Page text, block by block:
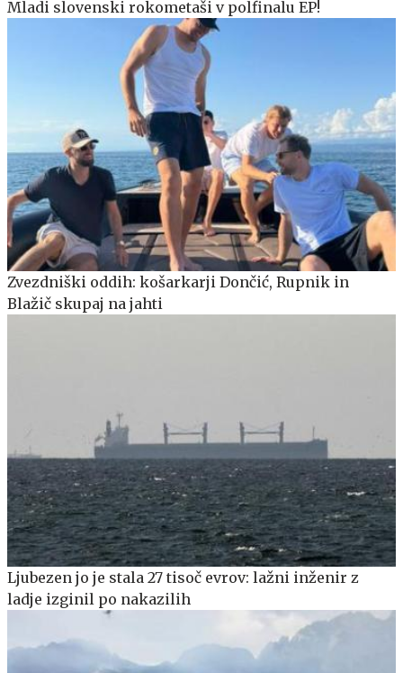
Mladi slovenski rokometaši v polfinalu EP!
Zvezdniški oddih: košarkarji Dončić, Rupnik in
Blažič skupaj na jahti
Ljubezen jo je stala 27 tisoč evrov: lažni inženir z
ladje izginil po nakazilih